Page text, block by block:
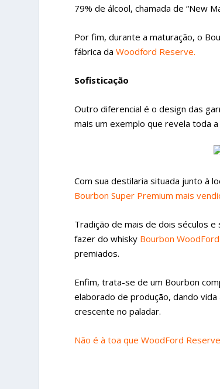
79% de álcool, chamada de “New
Por fim, durante a maturação, o
fábrica daWoodford Reserve.
Sofisticação
Outro diferencial é o design das
mais um exemplo que revela toda
Com sua destilaria situada junto à
Bourbon Super Premium mais
Tradição de mais de dois séculos
fazer do whisky Bourbon
premiados.
Enfim, trata-se de um Bourbon
elaborado de produção, dando
crescente no paladar.
Não é à toa que WoodFord